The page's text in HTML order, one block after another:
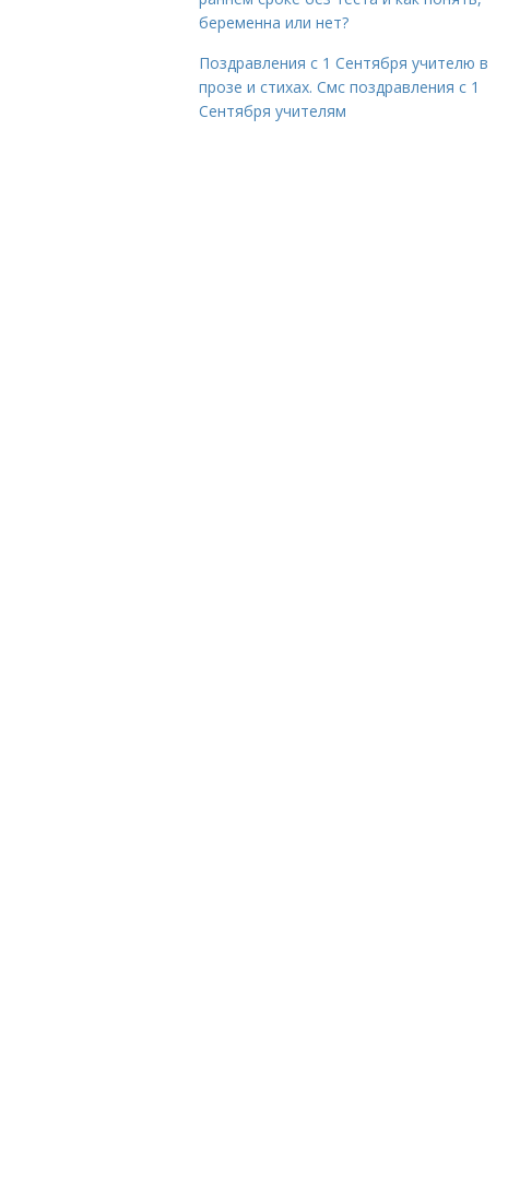
беременна или нет?
Поздравления с 1 Сентября учителю в
прозе и стихах. Смс поздравления с 1
Сентября учителям